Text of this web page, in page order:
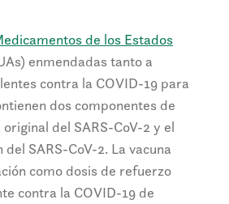
de los Estados
enmendadas tanto a
contra la COVID-19 para
dos componentes de
del SARS-CoV-2 y el
SARS-CoV-2. La vacuna
como dosis de refuerzo
contra la COVID-19 de